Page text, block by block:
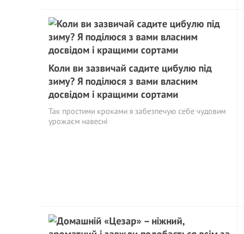
Коли ви зазвичай садите цибулю під
зиму? Я поділюся з вами власним
досвідом і кращими сортами
Так простими кроками я забезпечую себе чудовим
урожаєм навесні